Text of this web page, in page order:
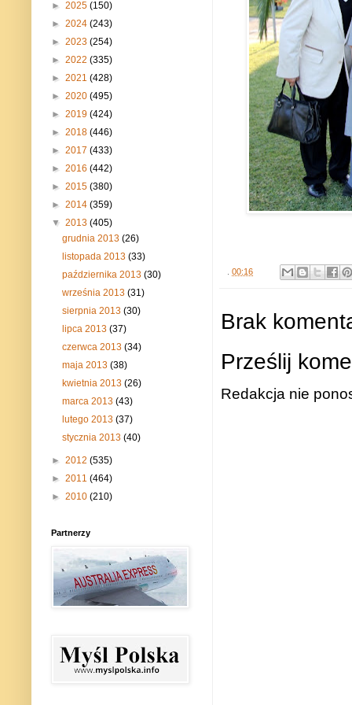
00:16
Brak
Prześlij
Redakcja nie
► 2025 (150)
► 2024 (243)
► 2023 (254)
► 2022 (335)
► 2021 (428)
► 2020 (495)
► 2019 (424)
► 2018 (446)
► 2017 (433)
► 2016 (442)
► 2015 (380)
► 2014 (359)
▼ 2013 (405)
grudnia 2013(26)
listopada 2013(33)
października 2013(30)
września 2013(31)
sierpnia 2013(30)
lipca 2013(37)
czerwca 2013(34)
maja 2013(38)
kwietnia 2013(26)
marca 2013(43)
lutego 2013(37)
stycznia 2013(40)
► 2012 (535)
► 2011 (464)
► 2010 (210)
Partnerzy